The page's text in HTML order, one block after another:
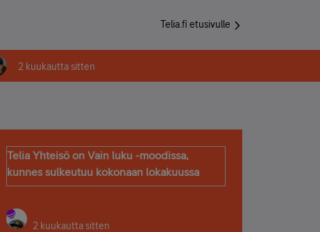
Telia.fi etusivulle
2 kuukautta sitten
Telia Yhteisö on Vain luku -moodissa,
kunnes sulkeutuu kokonaan lokakuussa
2 kuukautta sitten